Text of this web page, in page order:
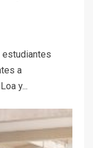
estudiantes
a
y...